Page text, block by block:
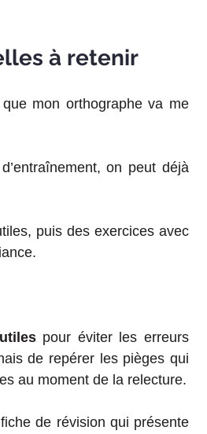
à retenir
mon orthographe va me
on peut déjà
puis des exercices avec
pour éviter les erreurs
de repérer les pièges qui
au moment de la relecture.
de révision qui présente